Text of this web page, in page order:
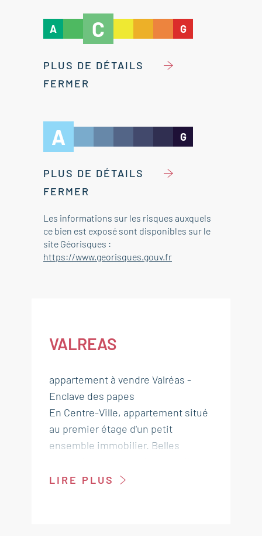
A C G
PLUS DE DÉTAILS
FERMER
A G
PLUS DE DÉTAILS
FERMER
Les informations sur les risques auxquels
ce bien est exposé sont disponibles sur le
site Géorisques :
https://www.georisques.gouv.fr
VALREAS
appartement à vendre Valréas -
Enclave des papes
En Centre-Ville, appartement situé
au premier étage d'un petit
ensemble immobilier. Belles
de 66 m² environ avec cuisine de
LIRE PLUS